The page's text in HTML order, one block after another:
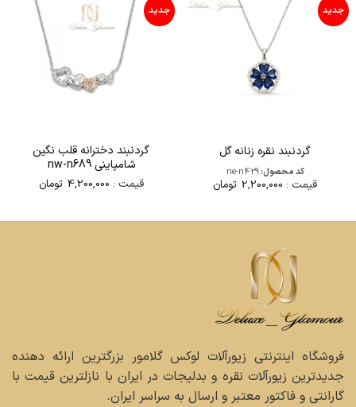
جدید
گردنبند نقره زنانه گل
کد محصول:ne-n429
قیمت : 2,200,000 تومان
جدید
گردنبند دخترانه قلب نگین
شامپاینی nw-n689
قیمت : 4,200,000 تومان
فروشگاه اینترنتی زیورآلات لوکس گلامور بزرگترین ارائه دهنده
جدیدترین زیورآلات نقره و بدلیجات در ایران با نازلترین قیمت با
گارانتی و فاکتور معتبر و ارسال به سراسر ایران.